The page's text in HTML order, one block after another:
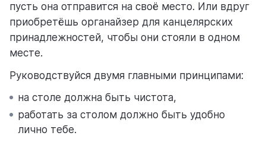
пусть она отправится на своё место. Или вдруг
приобретёшь органайзер для канцелярских
принадлежностей, чтобы они стояли в одном
месте.
Руководствуйся двумя главными принципами:
на столе должна быть чистота,
работать за столом должно быть удобно
лично тебе.